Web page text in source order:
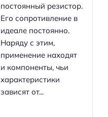
постоянный резистор.
Его сопротивление в
идеале постоянно.
Наряду с этим,
применение находят
и компоненты, чьи
характеристики
зависят от...